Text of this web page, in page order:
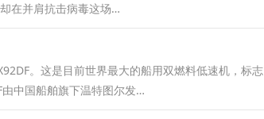
在并肩抗击病毒这场…
。这是目前世界最大的船用双燃料低速机，标志
中国船舶旗下温特图尔发…